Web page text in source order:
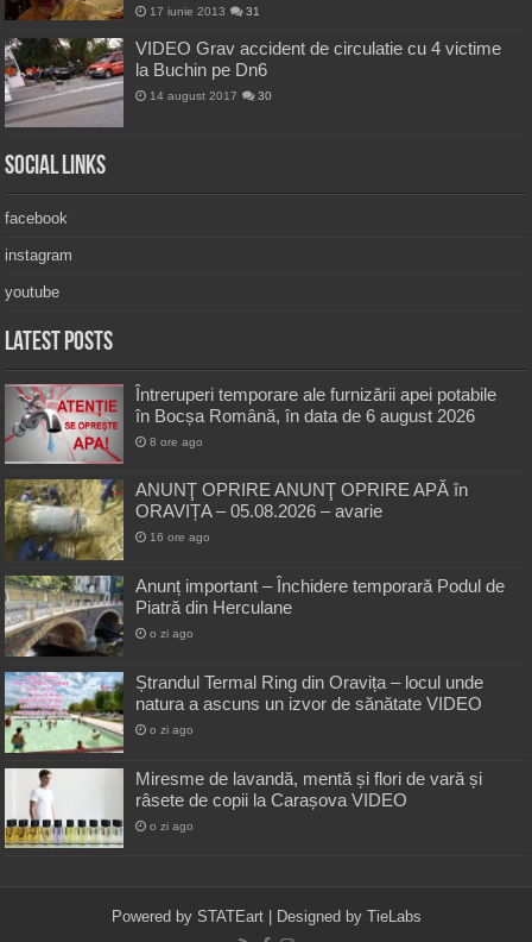
17 iunie 2013 31
VIDEO Grav accident de circulatie cu 4 victime
la Buchin pe Dn6
14 august 2017 30
Social Links
facebook
instagram
youtube
Latest Posts
Întreruperi temporare ale furnizării apei potabile
în Bocșa Română, în data de 6 august 2026
8 ore ago
ANUNŢ OPRIRE ANUNŢ OPRIRE APĂ în
ORAVIȚA – 05.08.2026 – avarie
16 ore ago
Anunț important – Închidere temporară Podul de
Piatră din Herculane
o zi ago
Ștrandul Termal Ring din Oravița – locul unde
natura a ascuns un izvor de sănătate VIDEO
o zi ago
Miresme de lavandă, mentă și flori de vară și
râsete de copii la Carașova VIDEO
o zi ago
Powered by STATEart| Designed by TieLabs